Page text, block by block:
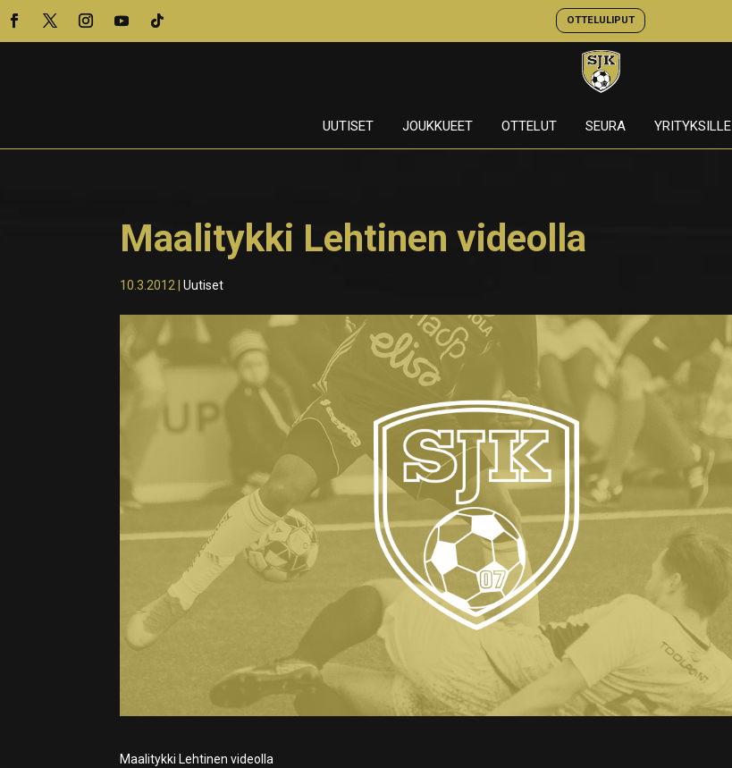
OTTELULIPUT
UUTISET JOUKKUEET OTTELUT SEURA YRITYKSILLE
Maalitykki Lehtinen videolla
10.3.2012 |Uutiset
Maalitykki Lehtinen videolla